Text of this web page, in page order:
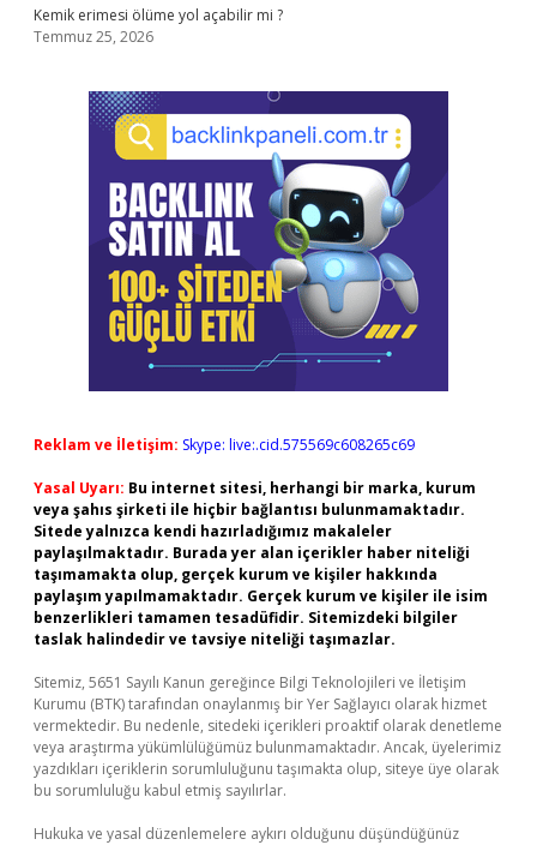
Kemik erimesi ölüme yol açabilir mi ?
Temmuz 25, 2026
Reklam ve İletişim: Skype: live:.cid.575569c608265c69
Yasal Uyarı: Bu internet sitesi, herhangi bir marka, kurum
veya şahıs şirketi ile hiçbir bağlantısı bulunmamaktadır.
Sitede yalnızca kendi hazırladığımız makaleler
paylaşılmaktadır. Burada yer alan içerikler haber niteliği
taşımamakta olup, gerçek kurum ve kişiler hakkında
paylaşım yapılmamaktadır. Gerçek kurum ve kişiler ile isim
benzerlikleri tamamen tesadüfidir. Sitemizdeki bilgiler
taslak halindedir ve tavsiye niteliği taşımazlar.
Sitemiz, 5651 Sayılı Kanun gereğince Bilgi Teknolojileri ve İletişim
Kurumu (BTK) tarafından onaylanmış bir Yer Sağlayıcı olarak hizmet
vermektedir. Bu nedenle, sitedeki içerikleri proaktif olarak denetleme
veya araştırma yükümlülüğümüz bulunmamaktadır. Ancak, üyelerimiz
yazdıkları içeriklerin sorumluluğunu taşımakta olup, siteye üye olarak
bu sorumluluğu kabul etmiş sayılırlar.
Hukuka ve yasal düzenlemelere aykırı olduğunu düşündüğünüz